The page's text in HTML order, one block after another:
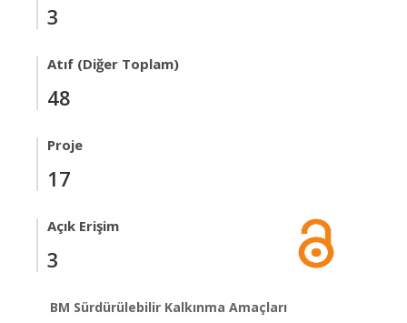
3
Atıf (Diğer Toplam)
48
Proje
17
Açık Erişim
3
BM Sürdürülebilir Kalkınma Amaçları